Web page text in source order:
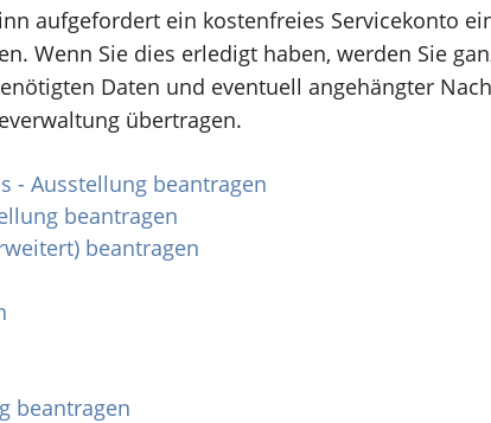
aufgefordert ein kostenfreies Servicekonto
Wenn Sie dies erledigt haben, werden Sie
Daten und eventuell angehängter
übertragen.
- Ausstellung beantragen
beantragen
beantragen
beantragen